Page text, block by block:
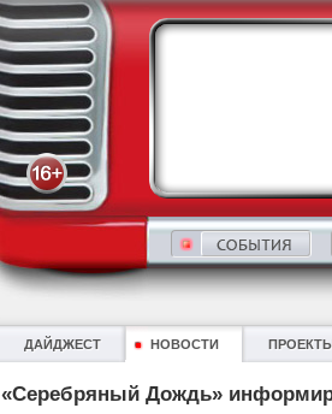
ДАЙДЖЕСТ НОВОСТИ
«Серебряный Дождь»